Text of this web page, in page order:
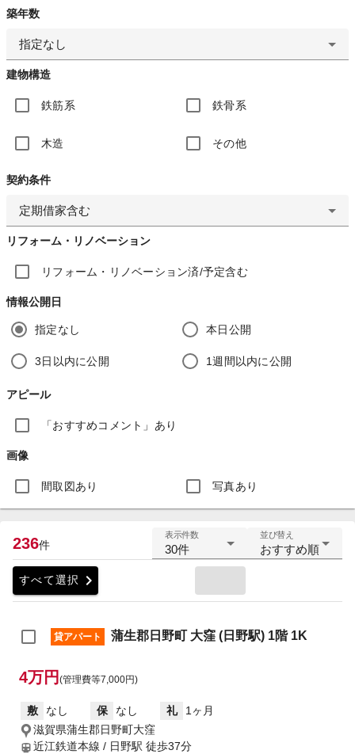
築年数
指定なし
建物構造
鉄筋系 鉄骨系
木造 その他
契約条件
定期借家含む
リフォーム・リノベーション
リフォーム・リノベーション済/予定含む
情報公開日
指定なし 本日公開
3日以内に公開 1週間以内に公開
アピール
「おすすめコメント」あり
画像
間取図あり 写真あり
236件
表示件数
30件
並び替え
おすすめ順
すべて選択 chevron_right
貸アパート 蒲生郡日野町 大窪 (日野駅) 1階 1K
4万円 (管理費等7,000円)
敷 なし 保 なし 礼
1ヶ月
滋賀県蒲生郡日野町大窪
近江鉄道本線 / 日野駅 徒歩37分